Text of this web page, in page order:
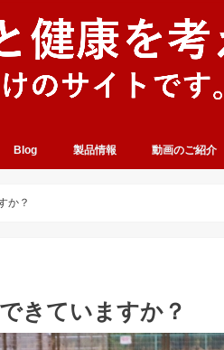
Blog 製品情報 動画のご紹介
か？
きていますか？